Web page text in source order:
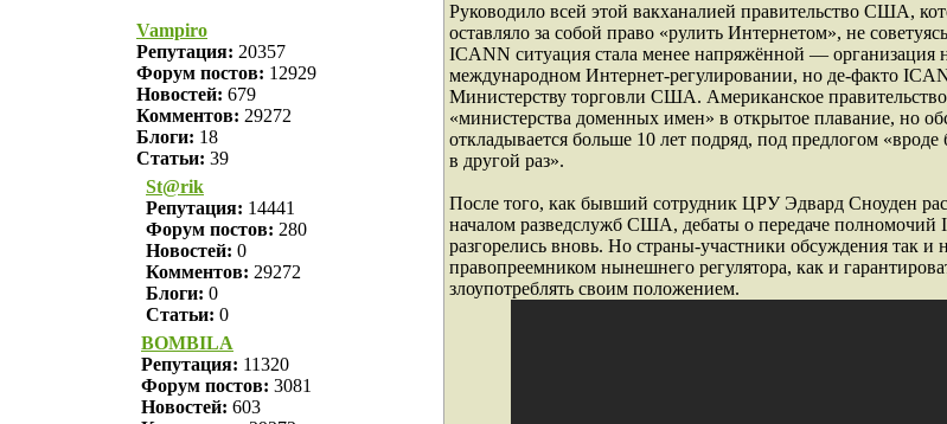
Vampiro
Репутация: 20357
Форум постов: 12929
Новостей: 679
Комментов: 29272
Блоги: 18
Статьи: 39
St@rik
Репутация: 14441
Форум постов: 280
Новостей: 0
Комментов: 29272
Блоги: 0
Статьи: 0
BOMBILA
Репутация: 11320
Форум постов: 3081
Новостей: 603
Руководило всей этой вакханалией правительство США,
оставляло за собой право «рулить Интернетом», не
ICANN ситуация стала менее напряжённой — организация
международном Интернет-регулировании, но де-факто
Министерству торговли США. Американское
«министерства доменных имен» в открытое плавание, но
откладывается больше 10 лет подряд, под предлогом
в другой раз».
После того, как бывший сотрудник ЦРУ Эдвард Сноуден
началом разведслужб США, дебаты о передаче полномочий
разгорелись вновь. Но страны-участники обсуждения так и
правопреемником нынешнего регулятора, как и
злоупотреблять своим положением.